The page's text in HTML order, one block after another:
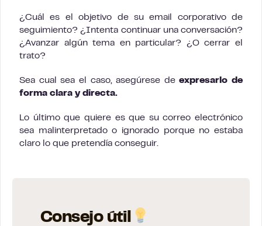
¿Cuál es el objetivo de su email corporativo de
seguimiento? ¿Intenta continuar una conversación?
¿Avanzar algún tema en particular? ¿O cerrar el
trato?
Sea cual sea el caso, asegúrese deexpresarlo de
forma clara y directa.
Lo último que quiere es que su correo electrónico
sea malinterpretado o ignorado porque no estaba
claro lo que pretendía conseguir.
Consejo útil